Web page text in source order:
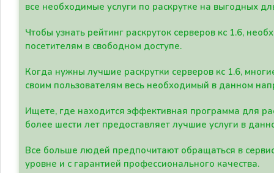
все необходимые услуги по раскрутке на выгодных
Чтобы узнать рейтинг раскруток серверов кс 1.6,
посетителям в свободном доступе.
Когда нужны лучшие раскрутки серверов кс 1.6,
своим пользователям весь необходимый в данном
Ищете, где находится эффективная программа для
более шести лет предоставляет лучшие услуги в
Все больше людей предпочитают обращаться в
уровне и с гарантией профессионального качества.